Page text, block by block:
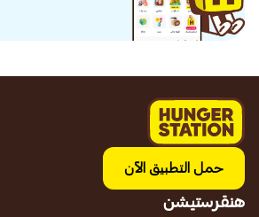
حمل التطبيق الآن
هنقرستيشن